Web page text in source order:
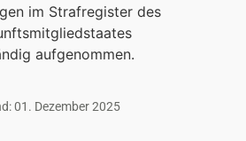
im Strafregister des
aufgenommen.
01. Dezember 2025